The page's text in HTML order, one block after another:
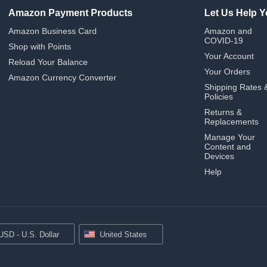
Amazon Payment Products
Amazon Business Card
Shop with Points
Reload Your Balance
Amazon Currency Converter
Let Us Help
Amazon and
COVID-19
Your Account
Your Orders
Shipping Rates
Policies
Returns &
Replacements
Manage Your
Content and
Devices
Help
- U.S. Dollar United States